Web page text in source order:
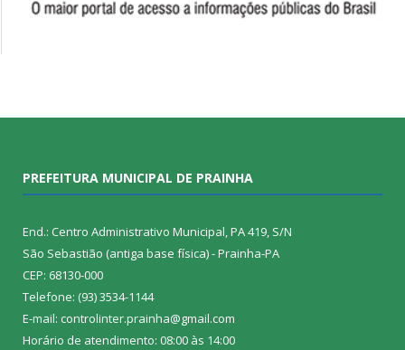
PREFEITURA MUNICIPAL DE PRAINHA
End.: Centro Administrativo Municipal, PA 419, S/N
São Sebastião (antiga base física) - Prainha-PA
CEP: 68130-000
Telefone: (93) 3534-1144
E-mail: controlinter.prainha@gmail.com
Horário de atendimento: 08:00 às 14:00